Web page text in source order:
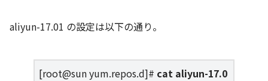
aliyun-17.01 の設定は以下の通り。
[root@sun yum.repos.d]# cat aliyun-17.0